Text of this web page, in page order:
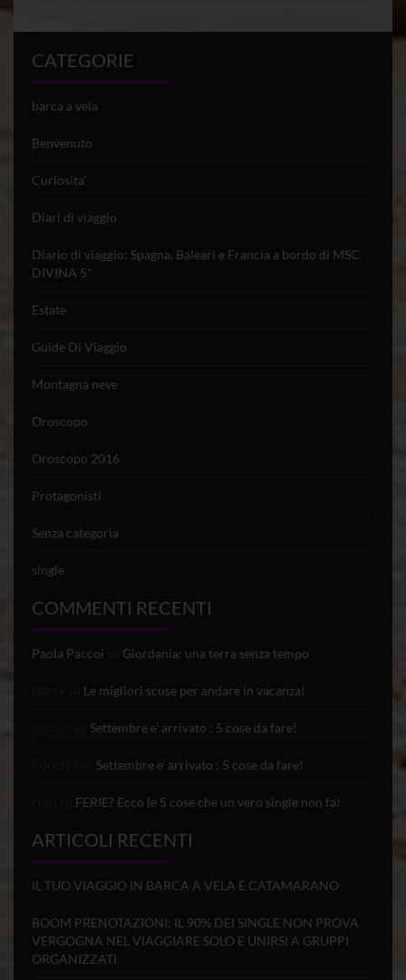
CATEGORIE
barca a vela
Benvenuto
Curiosita'
Diari di viaggio
Diario di viaggio: Spagna, Baleari e Francia a bordo di MSC
DIVINA 5*
Estate
Guide Di Viaggio
Montagna neve
Oroscopo
Oroscopo 2016
Protagonisti
Senza categoria
single
COMMENTI RECENTI
Paola Paccoi Giordania: una terra senza tempo
Le migliori scuse per andare in vacanza!
Settembre e’ arrivato : 5 cose da fare!
Settembre e’ arrivato : 5 cose da fare!
FERIE? Ecco le 5 cose che un vero single non fa!
ARTICOLI RECENTI
IL TUO VIAGGIO IN BARCA A VELA E CATAMARANO
BOOM PRENOTAZIONI: IL 90% DEI SINGLE NON PROVA
VERGOGNA NEL VIAGGIARE SOLO E UNIRSI A GRUPPI
ORGANIZZATI